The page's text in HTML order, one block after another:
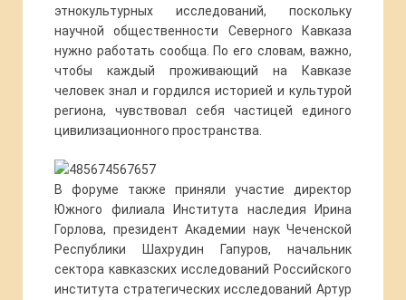
этнокультурных исследований, поскольку
научной общественности Северного Кавказа
нужно работать сообща. По его словам, важно,
чтобы каждый проживающий на Кавказе
человек знал и гордился историей и культурой
региона, чувствовал себя частицей единого
цивилизационного пространства.
В форуме также приняли участие директор
Южного филиала Института наследия Ирина
Горлова, президент Академии наук Чеченской
Республики Шахрудин Гапуров, начальник
сектора кавказских исследований Российского
института стратегических исследований Артур